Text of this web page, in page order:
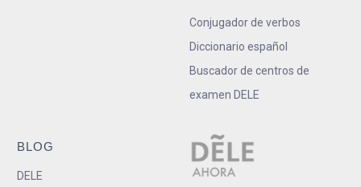
Conjugador de verbos
Diccionario español
Buscador de centros de
examen DELE
BLOG
DELE